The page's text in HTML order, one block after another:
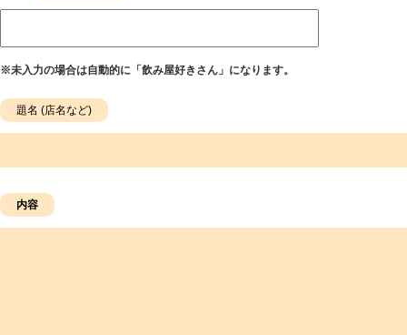
※未入力の場合は自動的に「飲み屋好きさん」になります。